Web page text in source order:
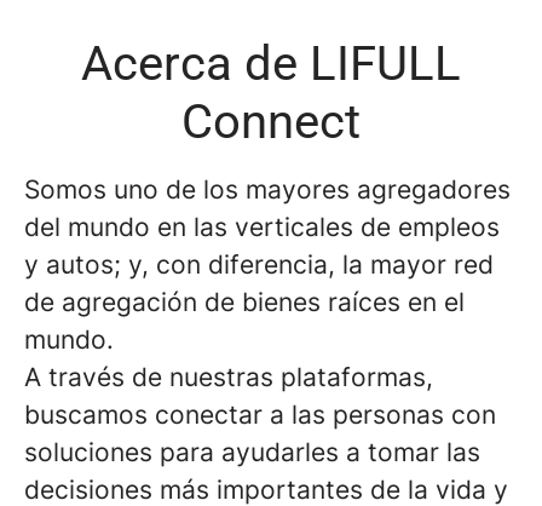
Acerca de LIFULL
Connect
Somos uno de los mayores agregadores
del mundo en las verticales de empleos
y autos; y, con diferencia, la mayor red
de agregación de bienes raíces en el
mundo.
A través de nuestras plataformas,
buscamos conectar a las personas con
soluciones para ayudarles a tomar las
decisiones más importantes de la vida y